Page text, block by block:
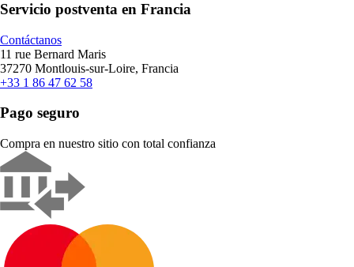
Servicio postventa en Francia
Contáctanos
11 rue Bernard Maris
37270 Montlouis-sur-Loire, Francia
+33 1 86 47 62 58
Pago seguro
Compra en nuestro sitio con total confianza